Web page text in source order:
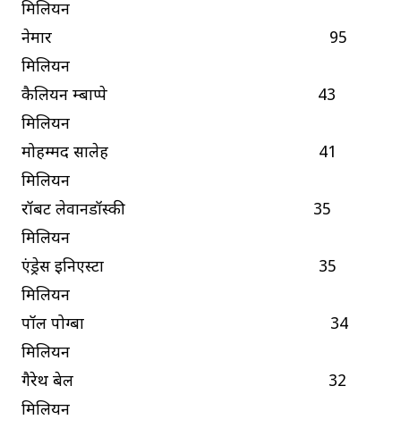
मिलियन
नेमार 95
मिलियन
कैलियन म्बाप्पे 43
मिलियन
मोहम्मद सालेह 41
मिलियन
रॉबर्ट लेवानडॉस्की 35
मिलियन
एंड्रेस इनिएस्टा 35
मिलियन
पॉल पोग्बा 34
मिलियन
गैरेथ बेल 32
मिलियन